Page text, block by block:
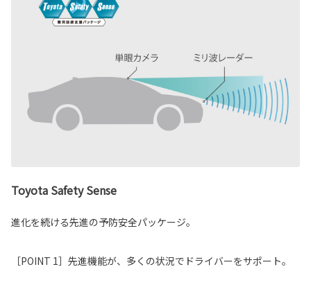
Toyota Safety Sense
進化を続ける先進の予防安全パッケージ。
［POINT 1］先進機能が、多くの状況でドライバーをサポート。